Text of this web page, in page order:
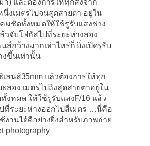
า) และต้องการให้ทุกสิ่งจาก
นึ่งเมตรไปจนสุดสายตา อยู่ใน
มชัดทั้งหมดให้ใช้รูรับแสงช่วง
ล้วจับโฟกัสไปที่ระยะห่างสอง
นส์กว้างมากเท่าไหร่ก็ ยิ่งเปิดรูรับ
งขึ้นเท่านั้น
ลนส์35mm แล้วต้องการให้ทุก
ะสอง เมตรไปถึงสุดสายตาอยู่ใน
งหมด ให้ใช้รูรับแสงF/16 แล้ว
ที่ระยะห่างออกไปสี่เมตร …นี่คือ
งานได้ดีอย่างยิ่งสำหรับภาพถ่าย
photography